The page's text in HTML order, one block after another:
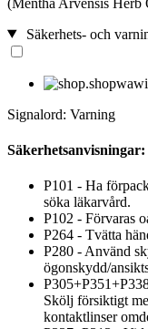
Säkerhets- och
Signalord: Varning
Säkerhetsanvisningar:
P101 - Ha
söka läkarvård.
P102 - Förvaras
P264 - Tvätta
P280 - Använd
ögonskydd/
Skölj försiktigt
kontaktlinser